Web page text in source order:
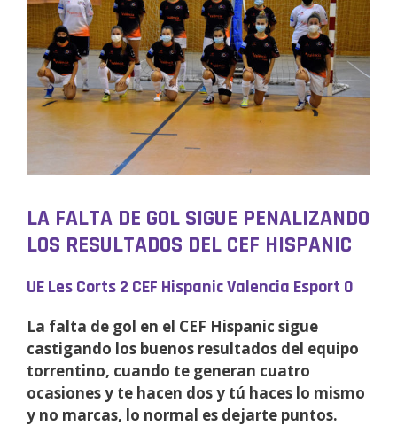
LA FALTA DE GOL SIGUE PENALIZANDO
LOS RESULTADOS DEL CEF HISPANIC
UE Les Corts 2 CEF Hispanic Valencia Esport 0
La falta de gol en el CEF Hispanic sigue
castigando los buenos resultados del equipo
torrentino, cuando te generan cuatro
ocasiones y te hacen dos y tú haces lo mismo
y no marcas, lo normal es dejarte puntos.